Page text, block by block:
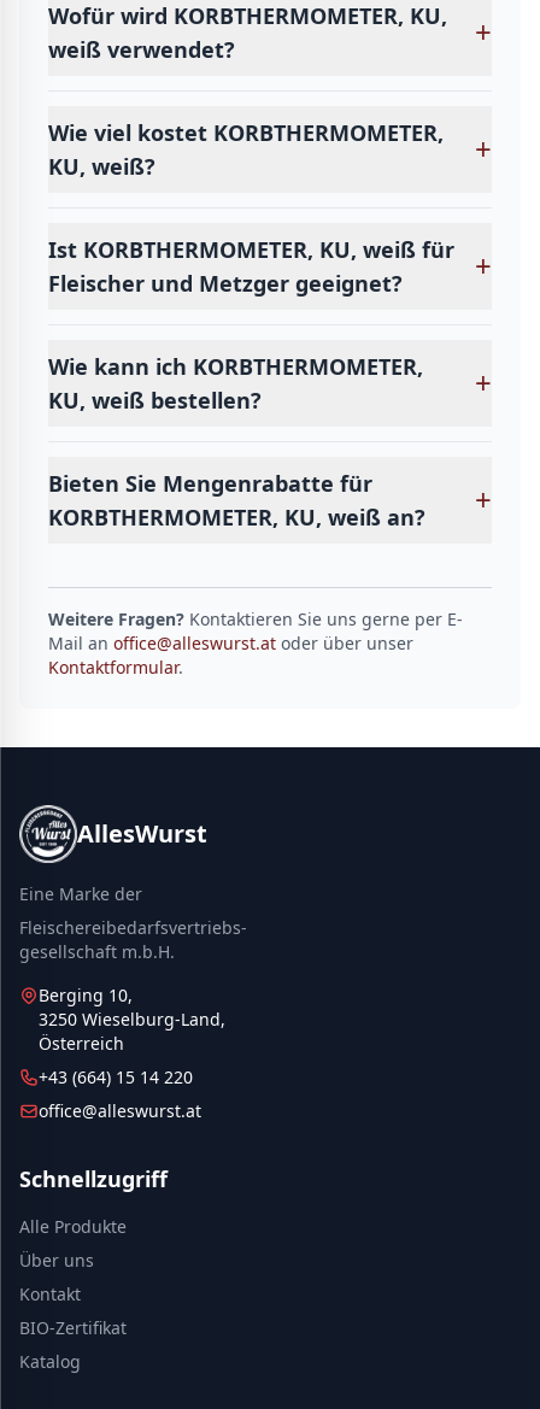
Wofür wird KORBTHERMOMETER, KU,
weiß verwendet?
+
Wie viel kostet KORBTHERMOMETER,
KU, weiß?
+
Ist KORBTHERMOMETER, KU, weiß für
Fleischer und Metzger geeignet?
+
Wie kann ich KORBTHERMOMETER,
KU, weiß bestellen?
+
Bieten Sie Mengenrabatte für
KORBTHERMOMETER, KU, weiß an?
+
Weitere Fragen? Kontaktieren Sie uns gerne per E-
Mail an office@alleswurst.at oder über unser
Kontaktformular.
AllesWurst
Eine Marke der
Fleischereibedarfsvertriebs-
gesellschaft m.b.H.
Berging 10,
3250 Wieselburg-Land,
Österreich
+43 (664) 15 14 220
office@alleswurst.at
Schnellzugriff
Alle Produkte
Über uns
Kontakt
BIO-Zertifikat
Katalog